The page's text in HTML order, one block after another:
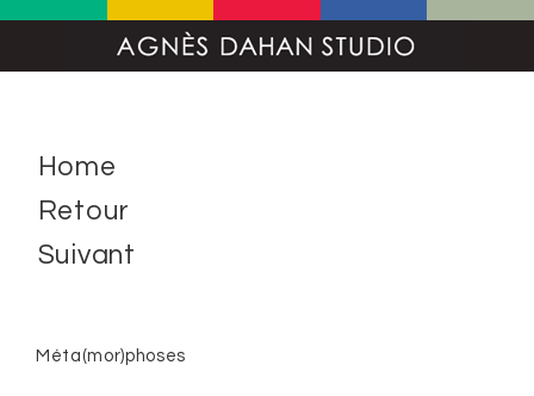
Home
Retour
Suivant
Méta(mor)phoses